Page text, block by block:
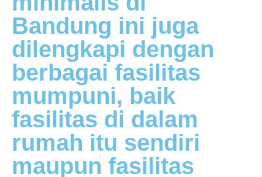
Bandung ini juga
dilengkapi dengan
berbagai fasilitas
mumpuni, baik
fasilitas di dalam
rumah itu sendiri
maupun fasilitas